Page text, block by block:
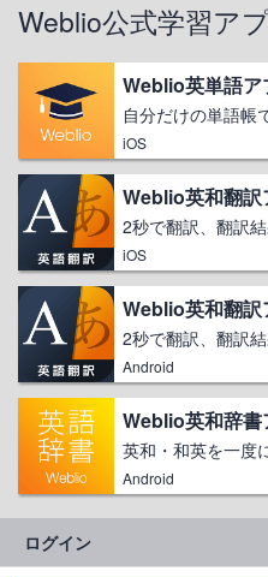
Weblio公式学習ア
Weblio英単語ア
自分だけの単語帳
iOS
Weblio英和翻訳
2秒で翻訳、翻訳結
iOS
Weblio英和翻訳
2秒で翻訳、翻訳結
Android
Weblio英和辞書
英和・和英を一度
Android
ログイン